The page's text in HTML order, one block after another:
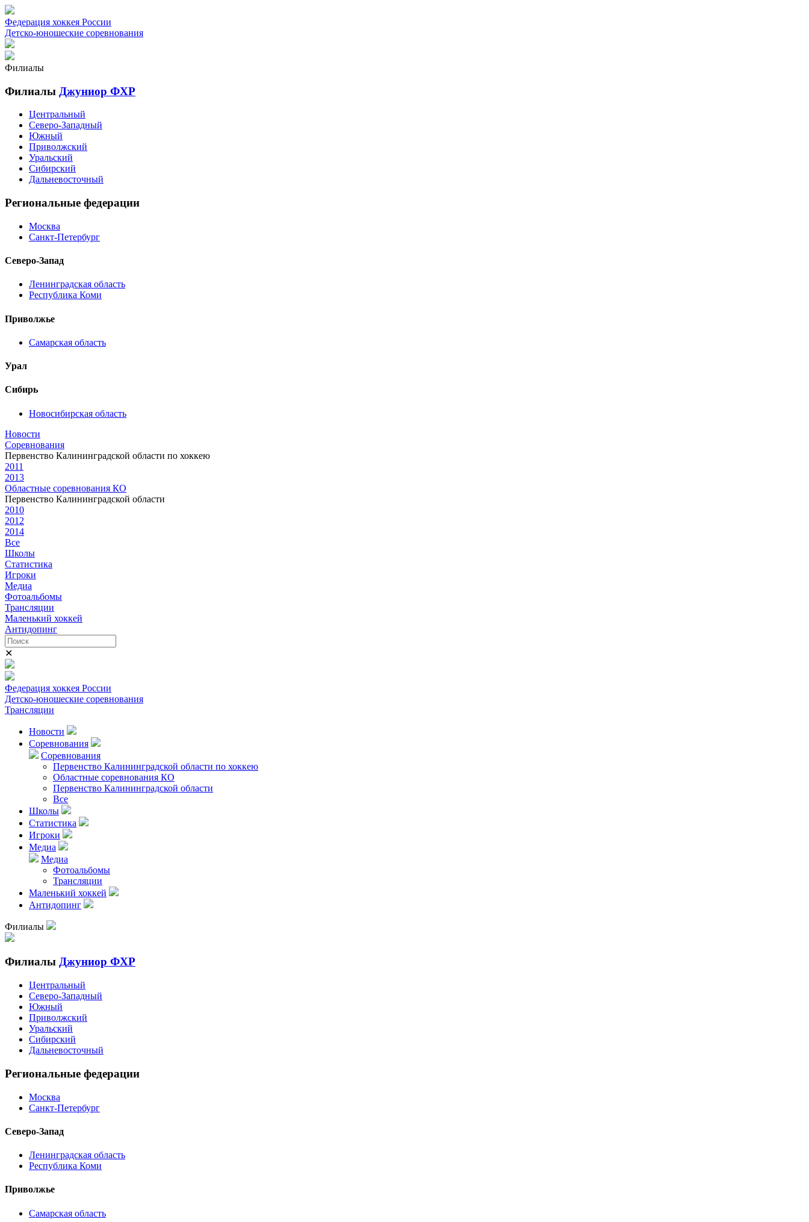
Федерация хоккея России
Детско-юношеские соревнования
Филиалы
Филиалы Джуниор ФХР
Центральный
Северо-Западный
Южный
Приволжский
Уральский
Сибирский
Дальневосточный
Региональные федерации
Москва
Санкт-Петербург
Северо-Запад
Ленинградская область
Республика Коми
Приволжье
Самарская область
Урал
Сибирь
Новосибирская область
Новости
Соревнования
Первенство Калининградской области по хоккею
2011
2013
Областные соревнования КО
Первенство Калининградской области
2010
2012
2014
Все
Школы
Статистика
Игроки
Медиа
Фотоальбомы
Трансляции
Маленький хоккей
Антидопинг
✕
Федерация хоккея России
Детско-юношеские соревнования
Трансляции
Новости
Соревнования
Соревнования
Первенство Калининградской области по хоккею
Областные соревнования КО
Первенство Калининградской области
Все
Школы
Статистика
Игроки
Медиа
Медиа
Фотоальбомы
Трансляции
Маленький хоккей
Антидопинг
Филиалы
Филиалы Джуниор ФХР
Центральный
Северо-Западный
Южный
Приволжский
Уральский
Сибирский
Дальневосточный
Региональные федерации
Москва
Санкт-Петербург
Северо-Запад
Ленинградская область
Республика Коми
Приволжье
Самарская область